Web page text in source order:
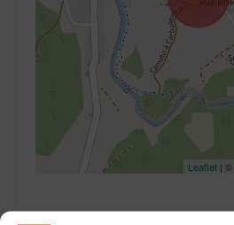
Leaflet | ©